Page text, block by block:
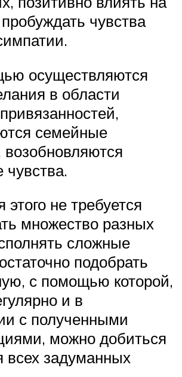
чувства
осуществляются
в области
семейные
чувства.
не требуется
множество разных
сложные
подобрать
с помощью которой,
и в
с полученными
можно добиться
всех задуманных